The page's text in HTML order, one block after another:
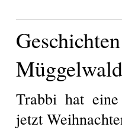
Müggelwald
Trabbi hat
jetzt